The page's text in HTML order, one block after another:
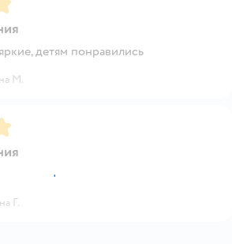
детям понравились
М.
Г.